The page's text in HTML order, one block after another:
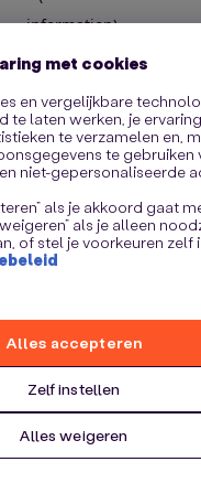
information).
met cookies
en vergelijkbare
te laten werken, je
te verzamelen en,
te gebruiken
niet-gepersonaliseerde
als je akkoord gaat
als je alleen
of stel je voorkeuren zelf
Zelf instellen
Alles weigeren
Alles accepteren